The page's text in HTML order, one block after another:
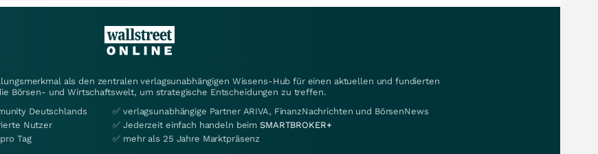
als den zentralen verlagsunabhängigen Wissens-Hub für einen aktuellen und fundierten
Börsen- und Wirtschaftswelt, um strategische Entscheidungen zu treffen.
Deutschlands
Nutzer
Tag
✅ verlagsunabhängige Partner ARIVA, FinanzNachrichten und BörsenNews
✅ Jederzeit einfach handeln beimSMARTBROKER+
✅ mehr als 25 Jahre Marktpräsenz